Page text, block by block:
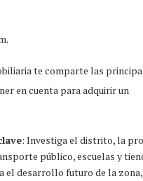
te comparte las
en cuenta para adquirir un
: Investiga el distrito, la
público, escuelas y
el desarrollo futuro de la zona,